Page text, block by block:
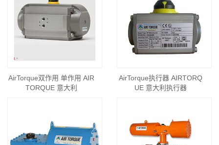
AirTorque双作用 单作用 AIR
TORQUE 意大利
AirTorque执行器 AIRTORQ
UE 意大利执行器